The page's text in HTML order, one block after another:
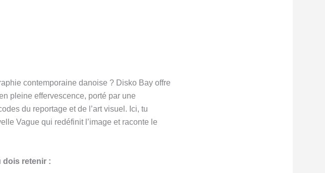
contemporaine danoise ? Disko Bay offre
pleine effervescence, porté par une
du reportage et de l’art visuel. Ici, tu
Vague qui redéfinit l’image et raconte le
dois retenir :